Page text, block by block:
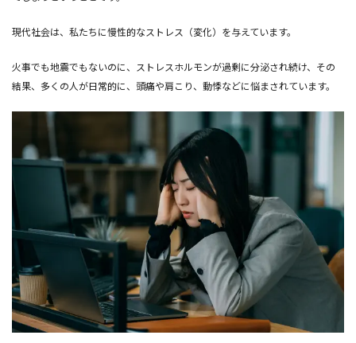
現代社会は、私たちに慢性的なストレス（変化）を与えています。
火事でも地震でもないのに、ストレスホルモンが過剰に分泌され続け、その
結果、多くの人が日常的に、頭痛や肩こり、動悸などに悩まされています。